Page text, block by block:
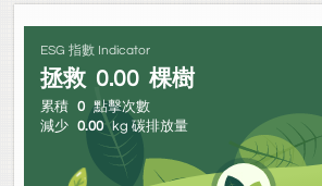
ESG 指數 Indicator
拯救 0.00 棵樹
累積 0 點擊次數
減少 0.00 kg 碳排放量